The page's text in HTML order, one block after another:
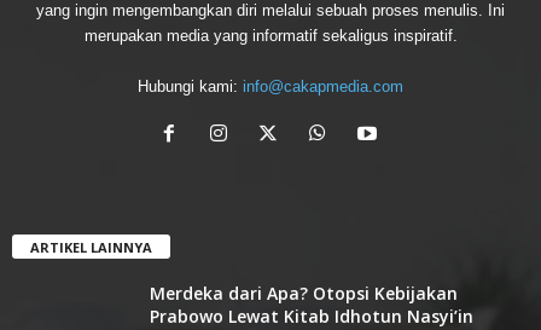
yang ingin mengembangkan diri melalui sebuah proses menulis. Ini
merupakan media yang informatif sekaligus inspiratif.
Hubungi kami: info@cakapmedia.com
ARTIKEL LAINNYA
Merdeka dari Apa? Otopsi Kebijakan
Prabowo Lewat Kitab Idhotun Nasyi’in